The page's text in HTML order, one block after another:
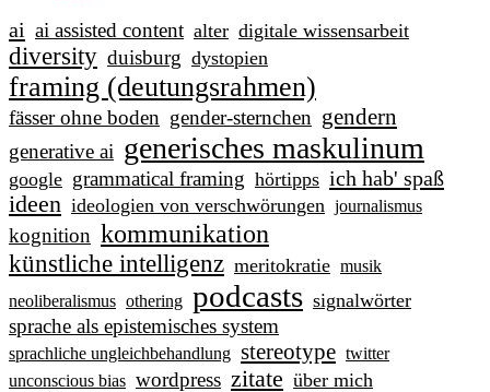
ai ai assisted content alter digitale wissensarbeit
diversity duisburg dystopien
framing (deutungsrahmen)
fässer ohne boden gender-sternchen gendern
generative ai generisches maskulinum
google grammatical framing hörtipps ich hab' spaß
ideen ideologien von verschwörungen journalismus
kognition kommunikation
künstliche intelligenz meritokratie musik
neoliberalismus othering podcasts signalwörter
sprache als epistemisches system
sprachliche ungleichbehandlung stereotype twitter
unconscious bias wordpress zitate über mich